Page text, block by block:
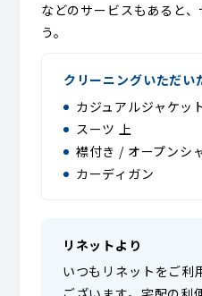
などのサービスもあると
う。
クリーニングいただい
カジュアルジャケッ
スーツ 上
襟付き / オープンシ
カーディガン
リネットより
いつもリネットをご利